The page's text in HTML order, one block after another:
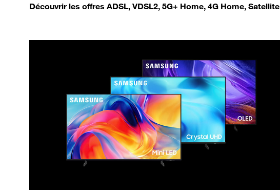
Découvrir les offres ADSL, VDSL2, 5G+ Home, 4G Home, Satellite